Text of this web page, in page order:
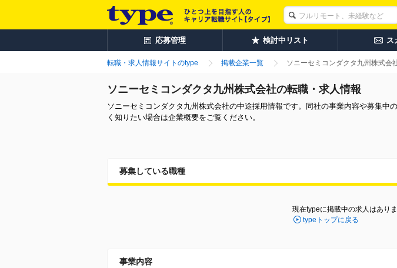
応募管理 検討中リスト ス
転職・求人情報サイトのtype 掲載企業一覧 ソニーセミコンダクタ九州株式会
ソニーセミコンダクタ九州株式会社の転職・求人情報
ソニーセミコンダクタ九州株式会社の中途採用情報です。同社の事業内容や募集中
く知りたい場合は企業概要をご覧ください。
募集している職種
現在typeに掲載中の求人はありま
typeトップに戻る
事業内容